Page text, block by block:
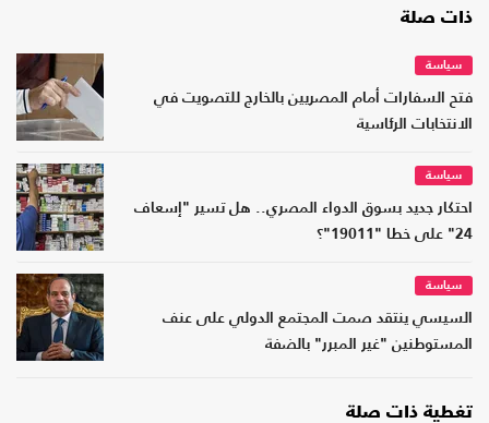
ذات صلة
سياسة
فتح السفارات أمام المصريين بالخارج للتصويت في
الانتخابات الرئاسية
سياسة
احتكار جديد بسوق الدواء المصري.. هل تسير "إسعاف
24" على خطا "19011"؟
سياسة
السيسي ينتقد صمت المجتمع الدولي على عنف
المستوطنين "غير المبرر" بالضفة
تغطية ذات صلة